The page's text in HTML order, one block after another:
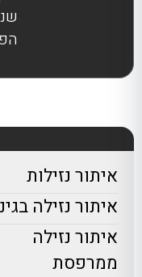
איתור נזילות
איתור נזילה
איתור נזילה
ממרפסת